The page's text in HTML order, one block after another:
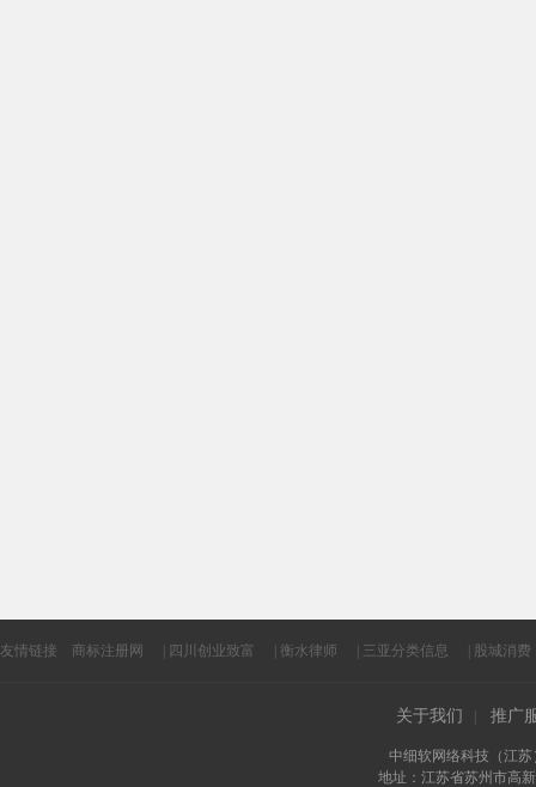
友情链接 商标注册网 四川创业致富 衡水律师 三亚分类信息 股城消费
关于我们 推广
中细软网络科技（江
地址：江苏省苏州市高